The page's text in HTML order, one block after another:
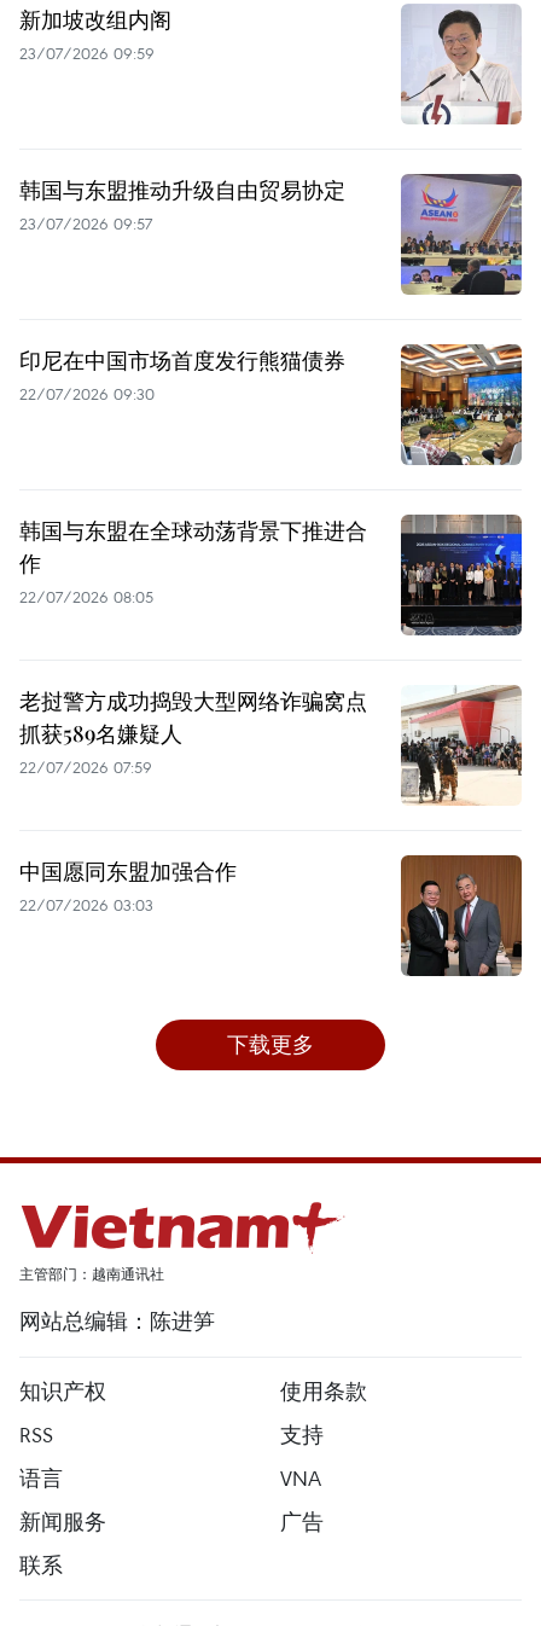
新加坡改组内阁
23/07/2026 09:59
韩国与东盟推动升级自由贸易协定
23/07/2026 09:57
印尼在中国市场首度发行熊猫债券
22/07/2026 09:30
韩国与东盟在全球动荡背景下推进合
作
22/07/2026 08:05
老挝警方成功捣毁大型网络诈骗窝点
抓获589名嫌疑人
22/07/2026 07:59
中国愿同东盟加强合作
22/07/2026 03:03
下载更多
主管部门：越南通讯社
网站总编辑：陈进笋
知识产权
使用条款
RSS
支持
语言
VNA
新闻服务
广告
联系